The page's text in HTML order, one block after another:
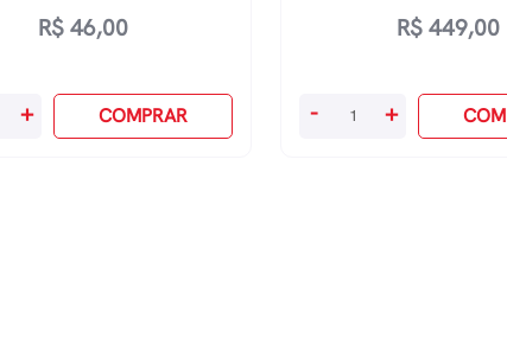
R$ 46,00
+ COMPRAR
R$ 449,00
Marcador
- +